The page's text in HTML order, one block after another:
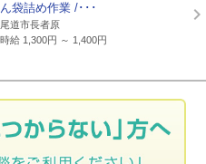
ん袋詰め作業 /･･･
尾道市長者原
時給 1,300円 ～ 1,400円